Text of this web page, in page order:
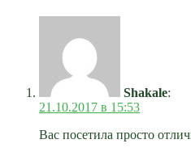
Shakale:
21.10.2017 в 15:53
Вас посетила просто